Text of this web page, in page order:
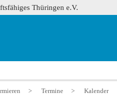
Thüringen e.V.
> Termine > Kalender